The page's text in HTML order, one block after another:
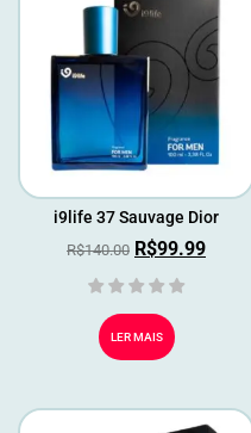
i9life 37 Sauvage Dior
R$140.00 R$99.99
LER MAIS